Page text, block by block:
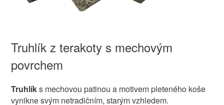
Truhlík z terakoty s mechovým
povrchem
Truhlíks mechovou patinou a motivem pleteného koše
vynikne svým netradičním, starým vzhledem.